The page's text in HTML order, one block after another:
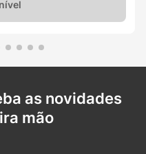
as novidades
mão